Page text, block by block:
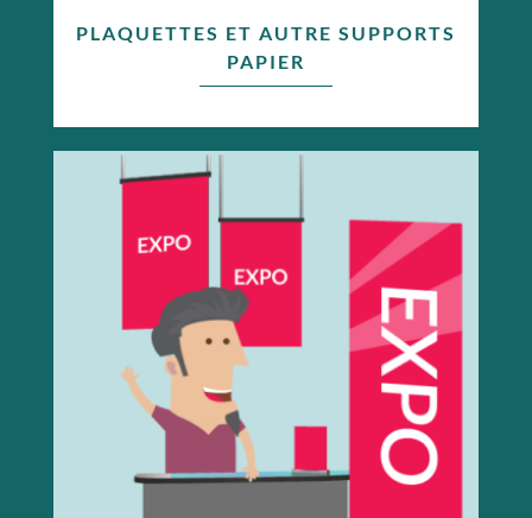
PLAQUETTES ET AUTRE SUPPORTS
PAPIER